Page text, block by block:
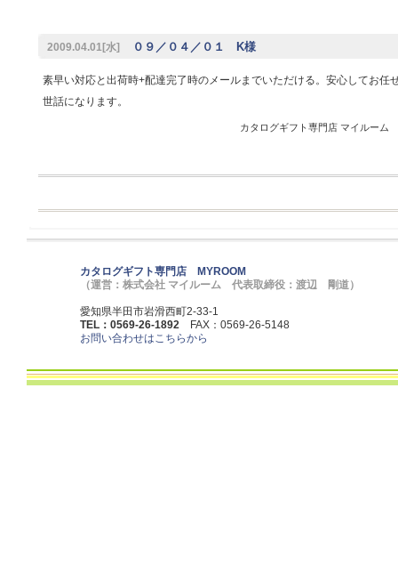
2009.04.01[水] ０９／０４／０１ K様
素早い対応と出荷時+配達完了時のメールまでいただける。安心してお任
世話になります。
カタログギフト専門店 マイルー
カタログギフト専門店 MYROOM
（運営：株式会社 マイルーム 代表取締役：渡辺 剛道）
愛知県半田市岩滑西町2-33-1
TEL：0569-26-1892 FAX：0569-26-5148
お問い合わせはこちらから